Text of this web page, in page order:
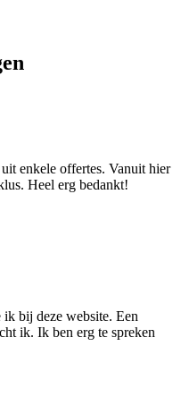
enkele offertes. Vanuit hier
Heel erg bedankt!
ik bij deze website. Een
ik. Ik ben erg te spreken